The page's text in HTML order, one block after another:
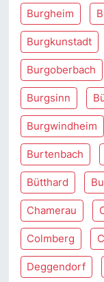
Burgheim
Burgkunstadt
Burgoberbach
Burgsinn
Burgwindheim
Burtenbach
Bütthard
Chamerau
Colmberg
Deggendorf